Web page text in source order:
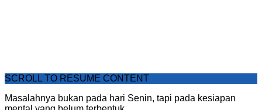
SCROLL TO RESUME CONTENT
Masalahnya bukan pada hari Senin, tapi pada kesiapan